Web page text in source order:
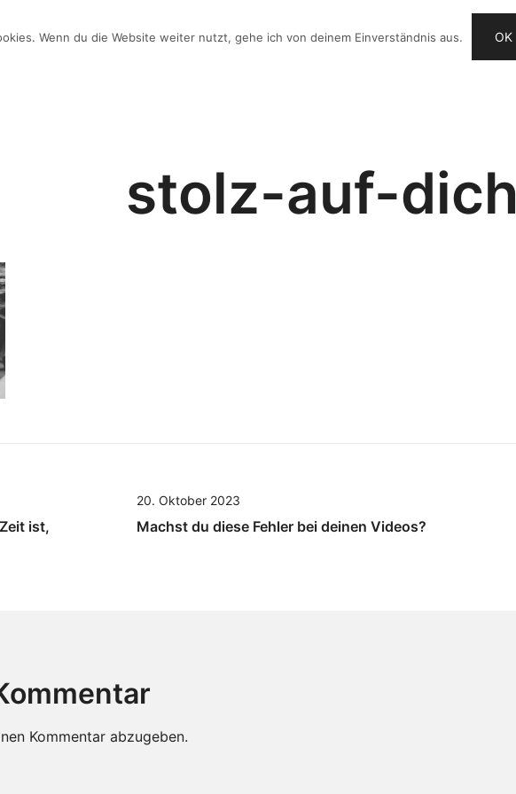
VIDEO-BLOG VIDEO-IDEEN CHECKLISTE ANGEBOTE
stolz-auf-dich
ist,
20. Oktober 2023
Machst du diese Fehler bei deinen Videos?
Kommentar abzugeben.
Wenn du die Website weiter nutzt, gehe ich von deinem Einverständnis aus. OK